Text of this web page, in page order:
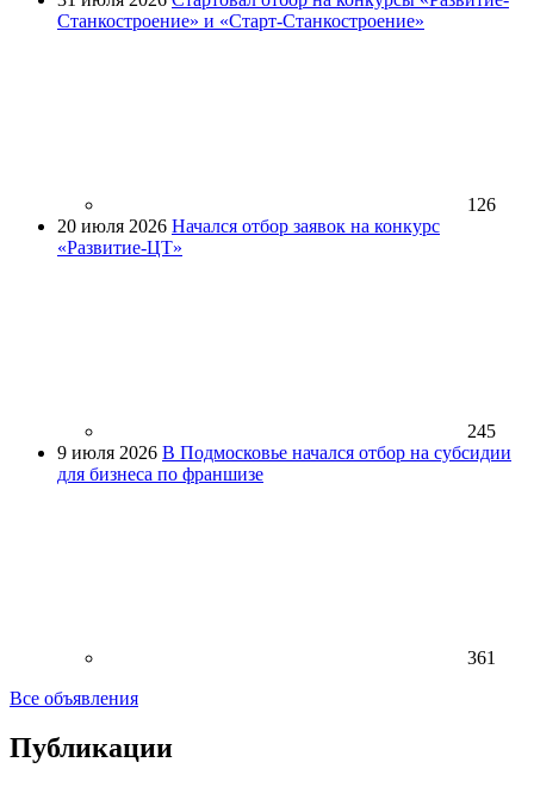
Станкостроение» и «Старт-Станкостроение»
126
20 июля 2026 Начался отбор заявок на конкурс
«Развитие-ЦТ»
245
9 июля 2026 В Подмосковье начался отбор на субсидии
для бизнеса по франшизе
361
Все объявления
Публикации